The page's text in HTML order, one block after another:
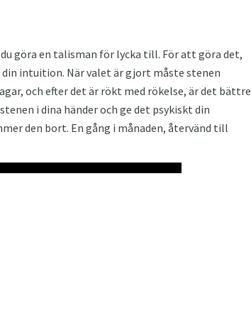
göra en talisman för lycka till. För att göra det,
din intuition. När valet är gjort måste stenen
och efter det är rökt med rökelse, är det bättre
i dina händer och ge det psykiskt din
den bort. En gång i månaden, återvänd till